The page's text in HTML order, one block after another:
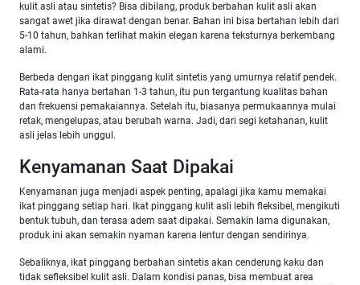
kulit asli atau sintetis? Bisa dibilang, produk berbahan kulit asli akan
sangat awet jika dirawat dengan benar. Bahan ini bisa bertahan lebih dari
5-10 tahun, bahkan terlihat makin elegan karena teksturnya berkembang
alami.
Berbeda dengan ikat pinggang kulit sintetis yang umurnya relatif pendek.
Rata-rata hanya bertahan 1-3 tahun, itu pun tergantung kualitas bahan
dan frekuensi pemakaiannya. Setelah itu, biasanya permukaannya mulai
retak, mengelupas, atau berubah warna. Jadi, dari segi ketahanan, kulit
asli jelas lebih unggul.
Kenyamanan Saat Dipakai
Kenyamanan juga menjadi aspek penting, apalagi jika kamu memakai
ikat pinggang setiap hari. Ikat pinggang kulit asli lebih fleksibel, mengikuti
bentuk tubuh, dan terasa adem saat dipakai. Semakin lama digunakan,
produk ini akan semakin nyaman karena lentur dengan sendirinya.
Sebaliknya, ikat pinggang berbahan sintetis akan cenderung kaku dan
tidak sefleksibel kulit asli. Dalam kondisi panas, bisa membuat area